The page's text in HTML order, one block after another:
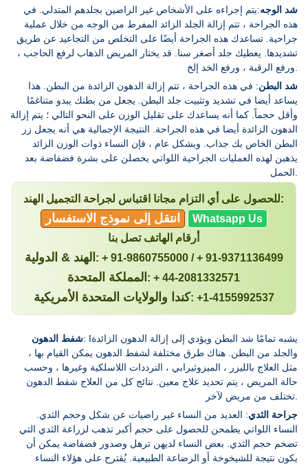
شد الوجه:يتم إجراءه على الأشخاص غير الراضين بجلدهم المتدلي. في
هذه الجراحة ، تتم إزالة الجلد الزائد المفرط من الوجه من خلال عملية
جراحية. تساعدك هذه الجراحة أيضًا على التخلص من التجاعيد عن طريق
تشديدها. يعطيك جلد أصغر سنا. قد يختار المريض الذهاب لرفع الحاجب ،
شد البطن: في هذه الجراحة ، تتم إزالة الدهون الزائدة من البطن. هذا
يساعد أيضا في تشديد وتثبيت جلد البطن. يجعل من بطنك يبدو متناغمًا
وأقل حجماً. كما أنه يساعدك على تقليل الوزن على النحو التالي ؛ يتم إزالة
الدهون الزائدة أيضا في هذه الجراحة. النتيجة الإجمالية هي أنه يجعل زر
البطن الخاص بك جذاب. وبشكل عام ، فإن النساء ذوات الوزن الزائد
يذهبن لهذه العمليات الجراحية اللواتي يحصلن على بشرة فضفاضة بعد
للحصول على أي التزام مجانا اقتباس لجراحة التجميل الهند:
انتقل إلى نموذج الاستفسار
Whatsapp Us
أرقام الهاتف تصل بنا
الهند & الدولية : + 91-9860755000 / + 91-9371136499
المملكة المتحدة : + 44-2081332571
كندا والولايات المتحدة الأمريكية: +1-4155992537
شفط الدهون: Iيشبه تمامًا شد البطن ويؤدي إلى إزالة الدهون الزائدة
والجلد من البطن. هناك طرق مختلفة لشفط الدهون يمكن القيام بها ،
مثل العلاج بالليزر ، الميزوثيرابي ، الترددات اللاسلكية وغيرها ، وحسب
حالة المريض ، يتم تحديد علاج معين. نتائج كل من العلاج شفط الدهون
جراحة الثدي: العديد من النساء غير راضيات عن شكل وحجم الثدي.
النساء اللواتي يطمحن للحصول على حجم أكبر تذهب لزراعة الثدي التي
تضخم حجم الثدي. بعض النساء لديهن ترهل وصدور فضفاضة يمكن أن
يكون نتيجة للشيخوخة أو الرضاعة الطبيعية. يُقترح على هؤلاء النساء